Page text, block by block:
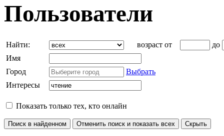
Пользователи
Найти: возраст от
до
Имя
Город
Выбрать
Интересы
Показать только тех, кто онлайн